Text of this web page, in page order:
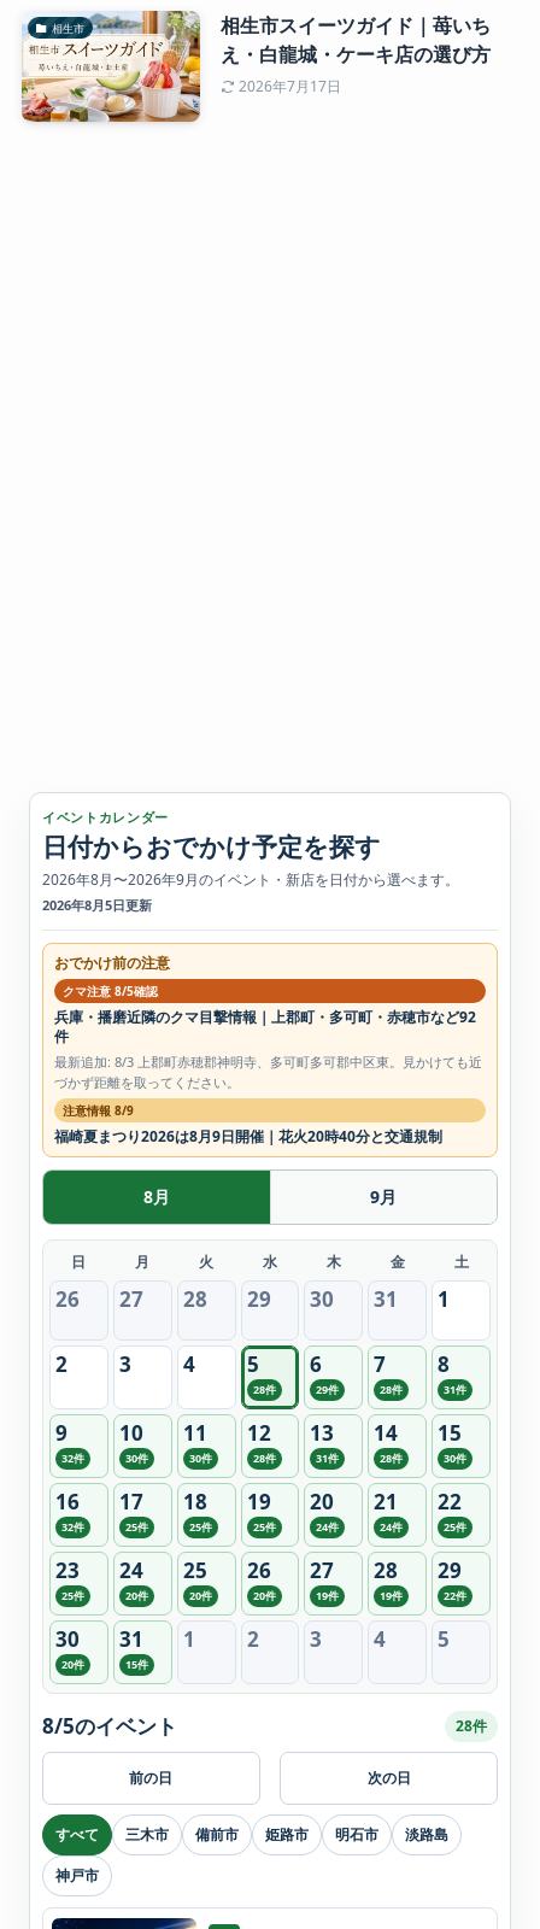
相生市
相生市スイーツガイド｜苺いち
え・白龍城・ケーキ店の選び方
2026年7月17日
イベントカレンダー
日付からおでかけ予定を探す
2026年8月〜2026年9月のイベント・新店を日付から選べます。
2026年8月5日更新
おでかけ前の注意
クマ注意 8/5確認
兵庫・播磨近隣のクマ目撃情報｜上郡町・多可町・赤穂市など92
件
最新追加: 8/3 上郡町赤穂郡神明寺、多可町多可郡中区東。見かけても近
づかず距離を取ってください。
注意情報 8/9
福崎夏まつり2026は8月9日開催｜花火20時40分と交通規制
8月 9月
日 月 火 水 木 金 土
26 27 28 29 30 31 1
2 3 4 5
28件
6
29件
7
28件
8
31件
9
32件
10
30件
11
30件
12
28件
13
31件
14
28件
15
30件
16
32件
17
25件
18
25件
19
25件
20
24件
21
24件
22
25件
23
25件
24
20件
25
20件
26
20件
27
19件
28
19件
29
22件
30
20件
31
15件
1 2 3 4 5
前の日
8/5のイベント 28件
次の日
すべて 三木市 備前市 姫路市 明石市
淡路島
神戸市